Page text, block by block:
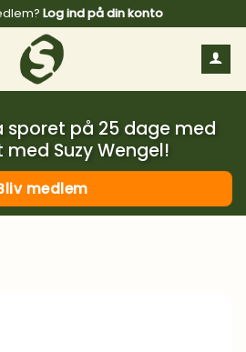
Log ind på din konto
sporet på 25 dage med
med Suzy Wengel!
medlem